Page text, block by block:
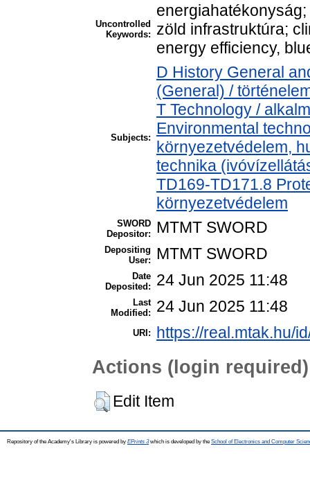
Uncontrolled
Keywords:
zöld infrastruktúra;
energy efficiency,
Subjects:
D History General
(General) /
T Technology /
Environmental
környezetvédelem,
technika
TD169-TD171.8
környezetvédelem
SWORD
Depositor:
MTMT SWORD
Depositing
User:
MTMT SWORD
Date
Deposited:
24 Jun 2025 11:48
Last
Modified:
24 Jun 2025 11:48
URI: https://real.mtak.hu/
Actions (login required)
Edit Item
Repository of the Academy's Library is powered by EPrints 3which is developed by the School of Electronics and Computer